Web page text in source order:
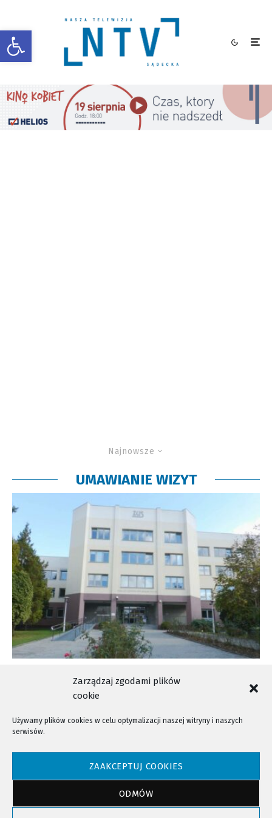
Otwórz pasek narzędzi
Zarządzaj zgodami plików
cookie
Używamy plików cookies w celu optymalizacji naszej witryny i naszych
serwisów.
ZAAKCEPTUJ COOKIES
ODMÓW
Najnowsze
UMAWIANIE WIZYT
Wizyta w ZUS? Zarezerwuj termin!
NTV - Nasza Telewizja Sądecka © 2023 Wszystkie prawa zastrzeżone!